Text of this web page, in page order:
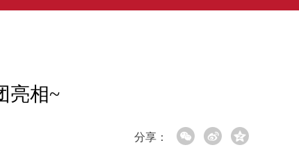
亮相~
分享：